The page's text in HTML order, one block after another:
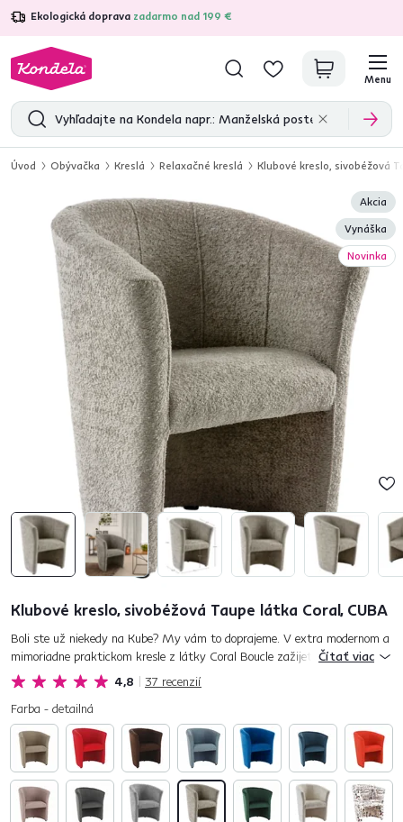
Ekologická doprava zadarmo nad 199 €
4,7 31 157overených produktových recenzií
Menu
Úvod Obývačka Kreslá Relaxačné kreslá Klubové kreslo, sivobéžová
Akcia
Vynáška
Novinka
Klubové kreslo, sivobéžová Taupe látka Coral, CUBA
4,8 37 recenzií
Boli ste už niekedy na Kube? My vám to doprajeme. V extra modernom a
mimoriadne praktickom kresle z látky Coral Boucle zažijete relax a
oddych. Žiarivá sivobéžová Taupe farba kresla prinesie pokoj...
Čítať viac
Farba - detailná